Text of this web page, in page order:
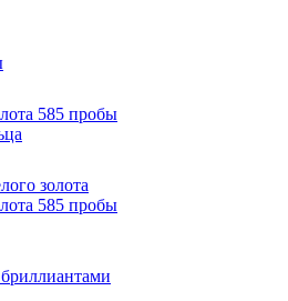
585 пробы
золота
585 пробы